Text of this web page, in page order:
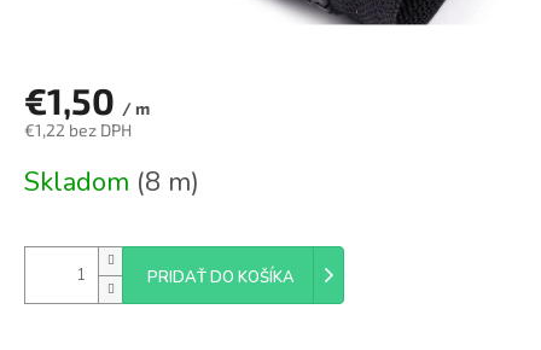
€1,50 / m
€1,22 bez DPH
cena:
Skladom (8 m)
PRIDAŤ DO KOŠÍKA